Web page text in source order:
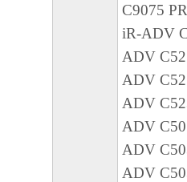
６．サポートお
キヤノン、キヤ
理店および販売
客様による許諾
び許諾ソフトウ
るいはサポート
ものではありま
C9075
iR-ADV
ADV
ADV
ADV
ADV
ADV
ADV